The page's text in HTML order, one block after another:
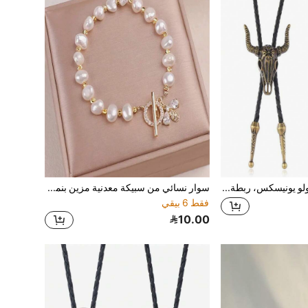
1 قطعة ربطة عنق بولو يونيسكس، ربطة عنق جلد اصطناعي بطراز غربي، إكسسوار قلادة كاوبوي، مناسب للارتداء اليومي وعيد الهالوين
سوار نسائي من سبيكة معدنية مزين بنمط نحلة باللون الأبيض والذهبي مع لؤلؤ، أنيق ومتعدد الاستخدامات، مناسب لحفلات الزفاف
فقط 6 بيقي
10.00